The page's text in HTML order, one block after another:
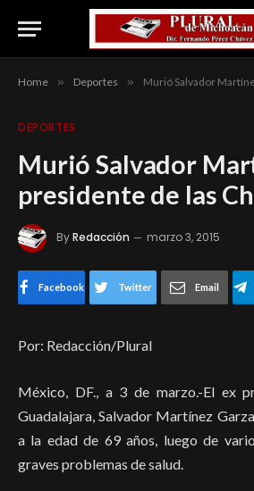
Home » Deportes » Murió Salvador
DEPORTES
Murió Salvador
presidente de las
ByRedacción marzo 3, 2015
Facebook Twitter Email
Por: Redacción/Plural
México, DF., a 3 de marzo.-El ex
Guadalajara, Salvador Martínez
a la edad de 69 años, luego de
graves problemas de salud.